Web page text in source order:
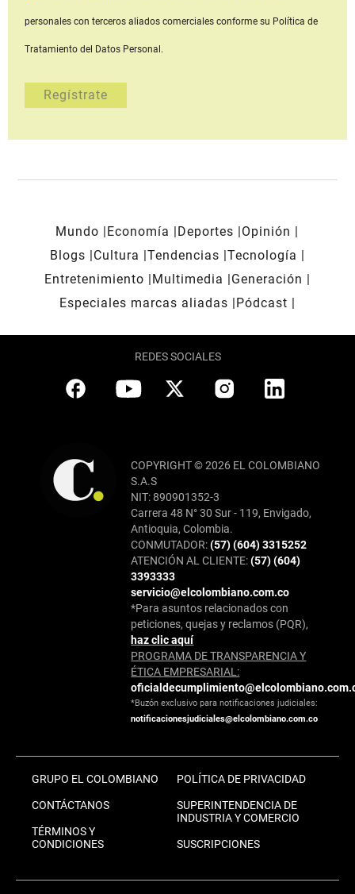
personales con terceros aliados comerciales conforme su Política de
Tratamiento del Datos Personal.
Mundo Economía Deportes
Opinión
Blogs
Cultura Tendencias Tecnología
Entretenimiento
Multimedia
Generación
Especiales marcas aliadas
Pódcast
REDES SOCIALES
COPYRIGHT © 2026 EL COLOMBIANO
S.A.S
NIT: 890901352-3
Carrera 48 N° 30 Sur - 119, Envigado,
Antioquia, Colombia.
CONMUTADOR:(57) (604) 3315252
ATENCIÓN AL CLIENTE:(57) (604)
3393333
servicio@elcolombiano.com.co
*Para asuntos relacionados con
peticiones, quejas y reclamos (PQR),
haz clic aquí
PROGRAMA DE TRANSPARENCIA Y
ÉTICA EMPRESARIAL:
*Buzón exclusivo para notificaciones judiciales:
notificacionesjudiciales@elcolombiano.com.co
GRUPO EL COLOMBIANO
CONTÁCTANOS
TÉRMINOS Y
CONDICIONES
POLÍTICA DE PRIVACIDAD
SUPERINTENDENCIA DE
INDUSTRIA Y COMERCIO
SUSCRIPCIONES